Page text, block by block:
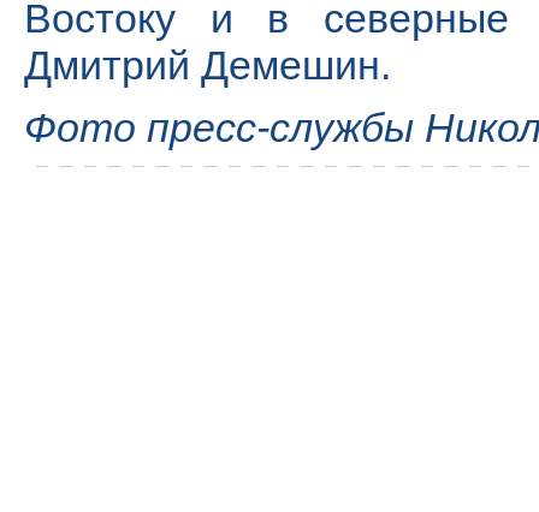
Востоку и в северные
Дмитрий Демешин.
Фото пресс-службы